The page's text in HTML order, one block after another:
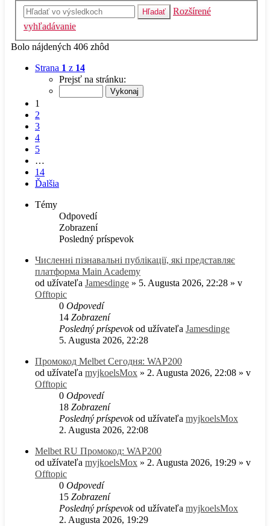
Hľadať
Rozšírené
vyhľadávanie
Bolo nájdených 406 zhôd
Strana 1 z 14
Prejsť na stránku:
1
2
3
4
5
…
14
Ďalšia
Témy
Odpovedí
Zobrazení
Posledný príspevok
Численні пізнавальні публікації, які представляє
платформа Main Academy
od užívateľa Jamesdinge » 5. Augusta 2026, 22:28 » v
Offtopic
0 Odpovedí
14 Zobrazení
Posledný príspevokod užívateľa Jamesdinge
5. Augusta 2026, 22:28
Промокод Melbet Сегодня: WAP200
od užívateľa myjkoelsMox » 2. Augusta 2026, 22:08 » v
Offtopic
0 Odpovedí
18 Zobrazení
Posledný príspevokod užívateľa myjkoelsMox
2. Augusta 2026, 22:08
Melbet RU Промокод: WAP200
od užívateľa myjkoelsMox » 2. Augusta 2026, 19:29 » v
Offtopic
0 Odpovedí
15 Zobrazení
Posledný príspevokod užívateľa myjkoelsMox
2. Augusta 2026, 19:29